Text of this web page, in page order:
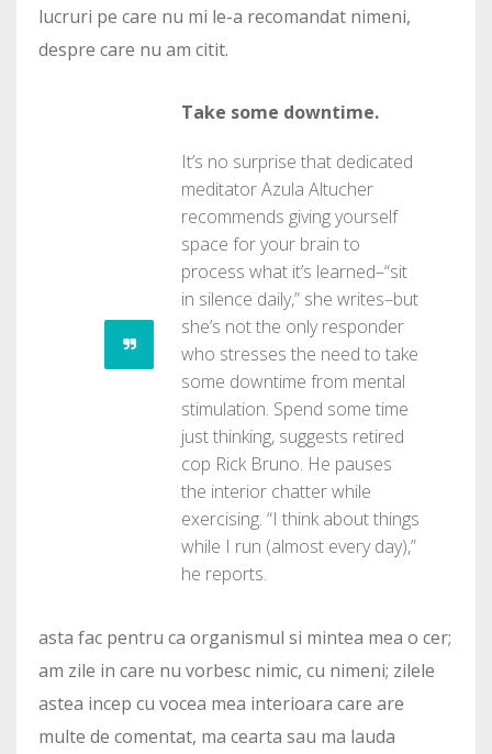
lucruri pe care nu mi le-a recomandat nimeni,
despre care nu am citit.
Take some downtime.
It’s no surprise that dedicated
meditator Azula Altucher
recommends giving yourself
space for your brain to
process what it’s learned–“sit
in silence daily,” she writes–but
she’s not the only responder
who stresses the need to take
some downtime from mental
stimulation. Spend some time
just thinking, suggests retired
cop Rick Bruno. He pauses
the interior chatter while
exercising. “I think about things
while I run (almost every day),”
he reports.
asta fac pentru ca organismul si mintea mea o cer;
am zile in care nu vorbesc nimic, cu nimeni; zilele
astea incep cu vocea mea interioara care are
multe de comentat, ma cearta sau ma lauda